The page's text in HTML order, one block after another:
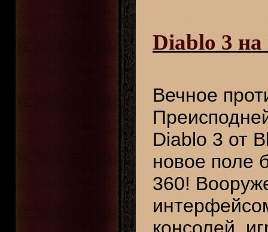
Diablo 3 на
Вечное
Diablo 3 от
новое поле
360!